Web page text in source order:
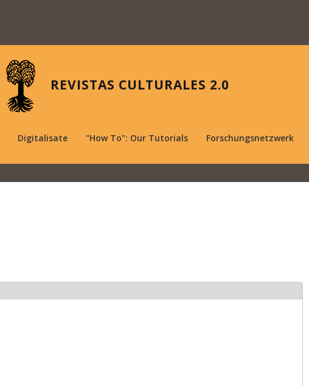
REVISTAS CULTURALES 2.0
Digitalisate "How To": Our Tutorials Forschungsnetzwerk